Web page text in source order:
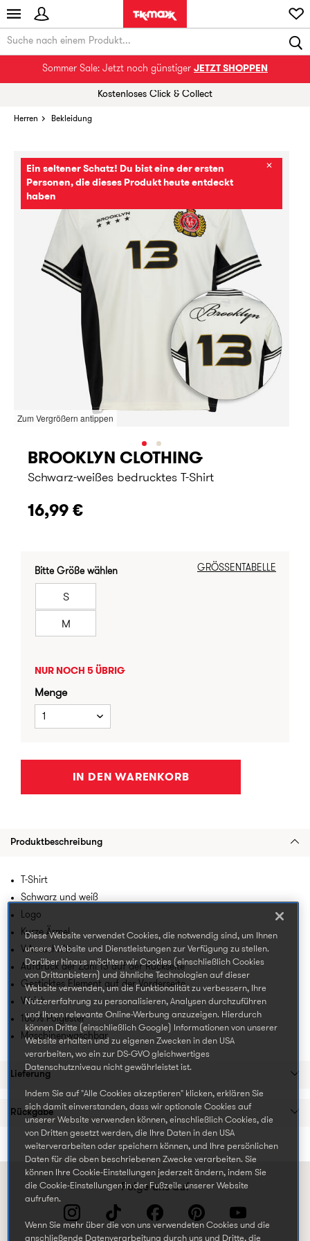
Sommer Sale: Jetzt noch günstiger JETZT SHOPPEN
Kostenloses Click & Collect
Herren Bekleidung
Ein seltener Schatz! Du bist eine der ersten
Personen, die dieses Produkt heute entdeckt
haben
✕
Zum Vergrößern antippen
BROOKLYN CLOTHING
Schwarz-weißes bedrucktes T-Shirt
16,99 €
GRÖSSENTABELLE
Bitte Größe wählen
S
M
NUR NOCH 5 ÜBRIG
Menge
1
IN DEN WARENKORB
Produktbeschreibung
T-Shirt
Schwarz und weiß
Logo
Kurze Ärmel
V-Ausschnitt
Aufdruck der Zahl 13 auf der Rückseite
Gesticktes Element auf der Vorderseite
Weich
100% Polyester
Maschinenwaschbar
Lieferung
Rückgabe
Folge uns auf
Diese Website verwendet Cookies, die notwendig sind, um Ihnen
unsere Website und Dienstleistungen zur Verfügung zu stellen.
Darüber hinaus möchten wir Cookies (einschließlich Cookies
von Drittanbietern) und ähnliche Technologien auf dieser
Website verwenden, um die Funktionalität zu verbessern, Ihre
Nutzererfahrung zu personalisieren, Analysen durchzuführen
und Ihnen relevante Online-Werbung anzuzeigen. Hierdurch
können Dritte (einschließlich Google) Informationen von unserer
Website erhalten und zu eigenen Zwecken in den USA
verarbeiten, wo ein zur DS-GVO gleichwertiges
Datenschutzniveau nicht gewährleistet ist.
Indem Sie auf "Alle Cookies akzeptieren" klicken, erklären Sie
sich damit einverstanden, dass wir optionale Cookies auf
unserer Website verwenden können, einschließlich Cookies, die
von Dritten gesetzt werden, die Ihre Daten in den USA
weiterverarbeiten oder speichern können, und Ihre persönlichen
Daten für die oben beschriebenen Zwecke verarbeiten. Sie
können Ihre Cookie-Einstellungen jederzeit ändern, indem Sie
die Cookie-Einstellungen in der Fußzeile unserer Website
aufrufen.
Wenn Sie mehr über die von uns verwendeten Cookies und die
anschließende Datenverarbeitung durch uns und Dritte, die